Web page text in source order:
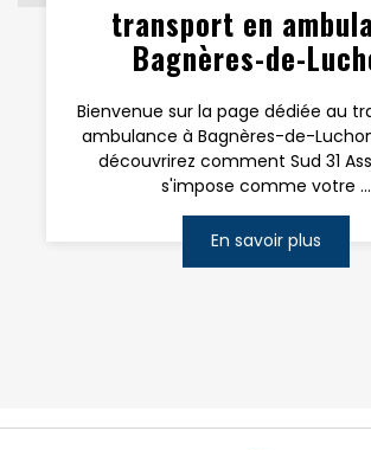
transport en
Bagnères-de-
Bienvenue sur la page dédiée au
ambulance à Bagnères-de-
découvrirez comment Sud 31
s'impose comme votre ...
En savoir plus